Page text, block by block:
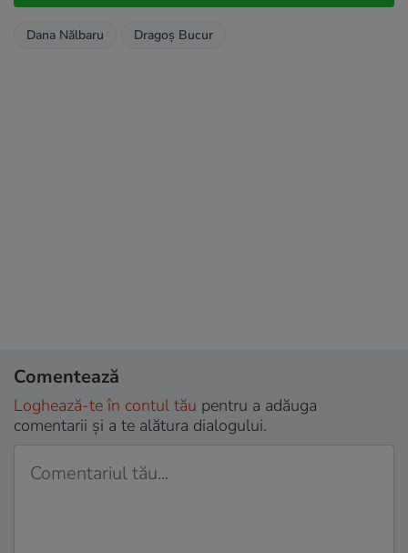
Dana Nălbaru Dragoş Bucur
Comentează
Loghează-te în contul tău pentru a adăuga
comentarii și a te alătura dialogului.